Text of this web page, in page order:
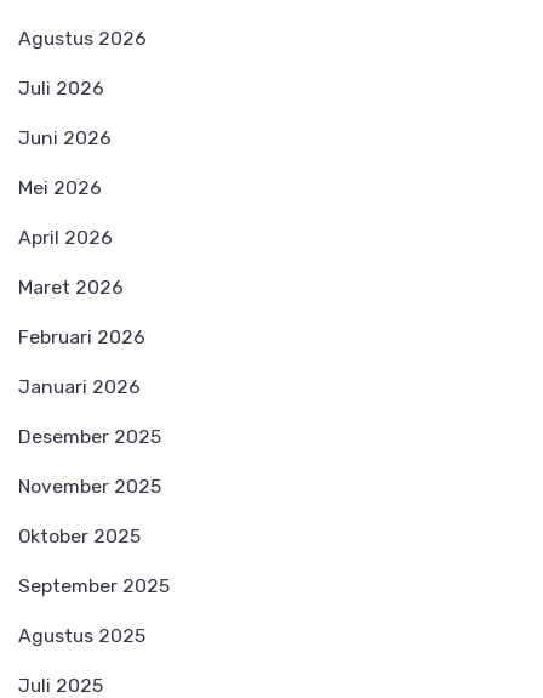
Agustus 2026
Juli 2026
Juni 2026
Mei 2026
April 2026
Maret 2026
Februari 2026
Januari 2026
Desember 2025
November 2025
Oktober 2025
September 2025
Agustus 2025
Juli 2025